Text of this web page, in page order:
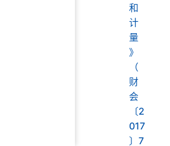
和
计
量
》
（
财
会
〔2
017
〕7